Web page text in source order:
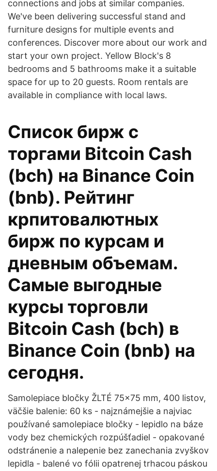
connections and jobs at similar companies.
We've been delivering successful stand and
furniture designs for multiple events and
conferences. Discover more about our work and
start your own project. Yellow Block's 8
bedrooms and 5 bathrooms make it a suitable
space for up to 20 guests. Room rentals are
available in compliance with local laws.
Список бирж с
торгами Bitcoin Cash
(bch) на Binance Coin
(bnb). Рейтинг
крпитовалютных
бирж по курсам и
дневным объемам.
Самые выгодные
курсы торговли
Bitcoin Cash (bch) в
Binance Coin (bnb) на
сегодня.
Samolepiace bločky ŽLTÉ 75x75 mm, 400 listov,
väčšie balenie: 60 ks - najznámejšie a najviac
používané samolepiace bločky - lepidlo na báze
vody bez chemických rozpúšťadiel - opakované
odstránenie a nalepenie bez zanechania zvyškov
lepidla - balené vo fólii opatrenej trhacou páskou